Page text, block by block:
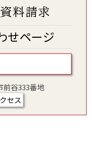
せページ
前谷333番地
セス